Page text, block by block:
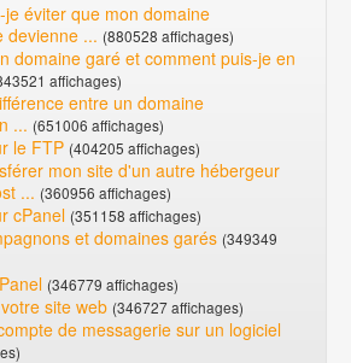
éviter que mon domaine
devienne ... (880528 affichages)
domaine garé et comment puis-je en
affichages)
entre un domaine
... (651006 affichages)
le FTP (404205 affichages)
mon site d'un autre hébergeur
... (360956 affichages)
cPanel (351158 affichages)
et domaines garés (349349
(346779 affichages)
site web (346727 affichages)
de messagerie sur un logiciel